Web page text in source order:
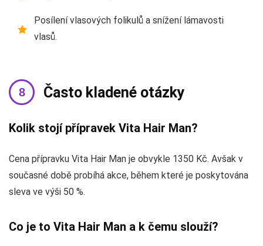
Posílení vlasových folikulů a snížení lámavosti
vlasů.
Často kladené otázky
Kolik stojí přípravek Vita Hair Man?
Cena přípravku Vita Hair Man je obvykle 1350 Kč. Avšak v
současné době probíhá akce, během které je poskytována
sleva ve výši 50 %.
Co je to Vita Hair Man a k čemu slouží?